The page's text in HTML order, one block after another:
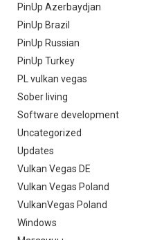
PinUp Azerbaydjan
PinUp Brazil
PinUp Russian
PinUp Turkey
PL vulkan vegas
Sober living
Software development
Uncategorized
Updates
Vulkan Vegas DE
Vulkan Vegas Poland
VulkanVegas Poland
Windows